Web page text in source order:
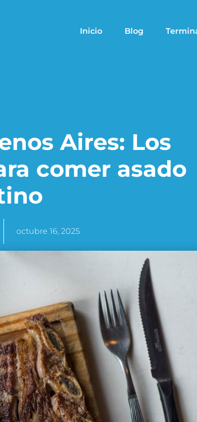
Inicio Blog
Aires: Los
comer asado
octubre 16, 2025